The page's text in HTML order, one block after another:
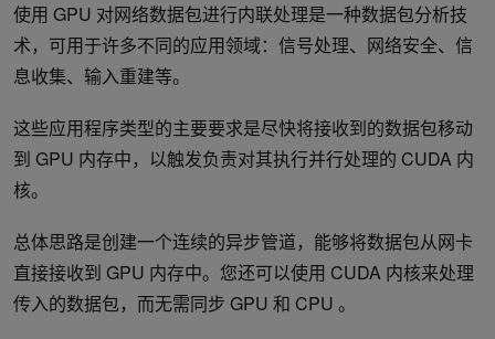
使用 GPU 对网络数据包进行内联处理是一种数据包分析技
术，可用于许多不同的应用领域：信号处理、网络安全、信
息收集、输入重建等。
这些应用程序类型的主要要求是尽快将接收到的数据包移动
到 GPU 内存中，以触发负责对其执行并行处理的 CUDA 内
核。
总体思路是创建一个连续的异步管道，能够将数据包从网卡
直接接收到 GPU 内存中。您还可以使用 CUDA 内核来处理
传入的数据包，而无需同步 GPU 和 CPU 。